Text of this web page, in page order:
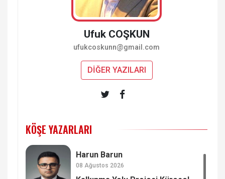
Ufuk COŞKUN
ufukcoskunn@gmail.com
DİĞER YAZILARI
KÖŞE YAZARLARI
Harun Barun
08 Ağustos 2026